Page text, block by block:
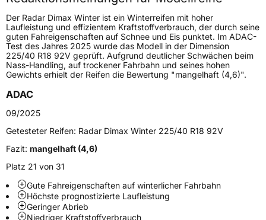
Lastindex 103
Höchstlast875 kg
Generelle Merkmale
Verwendung
Modellname
FahrzeugartPKW & SUV
Weitere Eigenschaften
Schlauchtyp TL
Der Radar Dimax Winter ist ein Winterreifen mit hoher
Laufleistung und effizientem Kraftstoffverbrauch, der durch seine
guten Fahreigenschaften auf Schnee und Eis punktet. Im ADAC-
Test des Jahres 2025 wurde das Modell in der Dimension
225/40 R18 92V geprüft. Aufgrund deutlicher Schwächen beim
Nass-Handling, auf trockener Fahrbahn und seines hohen
Gewichts erhielt der Reifen die Bewertung "mangelhaft (4,6)".
ADAC
09/2025
Getesteter Reifen: Radar Dimax Winter 225/40 R18 92V
Fazit: mangelhaft (4,6)
Platz 21 von 31
Gute Fahreigenschaften auf winterlicher Fahrbahn
Höchste prognostizierte Laufleistung
Geringer Abrieb
Niedriger Kraftstoffverbrauch